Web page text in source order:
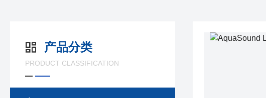
产品分类
PRODUCT CLASSIFICATION